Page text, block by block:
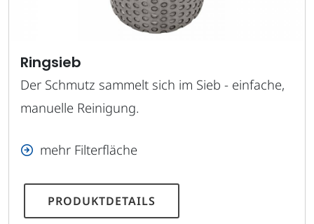
Ringsieb
Der Schmutz sammelt sich im Sieb - einfache,
manuelle Reinigung.
mehr Filterfläche
PRODUKTDETAILS